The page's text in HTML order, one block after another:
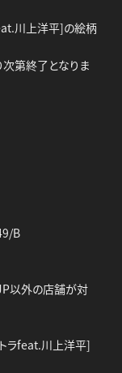
川上洋平]の絵柄
第終了となりま
B
以外の店舗が対
ラfeat.川上洋平]